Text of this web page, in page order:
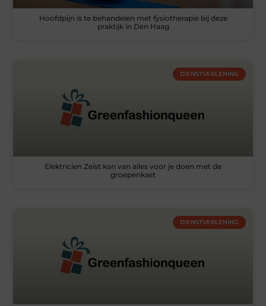
Hoofdpijn is te behandelen met fysiotherapie bij deze
praktijk in Den Haag
DIENSTVERLENING
Elektricien Zeist kan van alles voor je doen met de
groepenkast
DIENSTVERLENING